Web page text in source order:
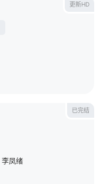
更新HD
已完结
李凤绪